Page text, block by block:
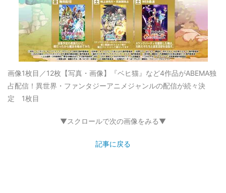
画像1枚目／12枚 【写真・画像】『ベヒ猫』など4作品がABEMA独
占配信！異世界・ファンタジーアニメジャンルの配信が続々決
定 1枚目
▼スクロールで次の画像をみる▼
記事に戻る